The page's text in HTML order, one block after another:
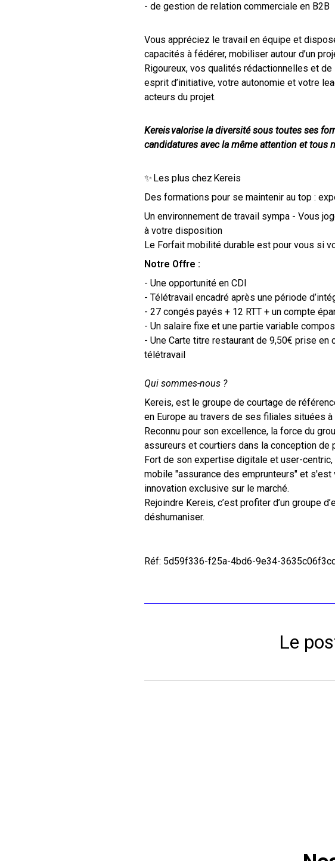
- de gestion de relation commerciale en B2B
Vous appréciez le travail en équipe et
capacités à fédérer, mobiliser autour d’un
Rigoureux, vos qualités rédactionnelles et
esprit d’initiative, votre autonomie et votre
acteurs du projet.
Kereis valorise la diversité sous toutes ses
candidatures avec la même attention et tous
✨ Les plus chez Kereis
Des formations pour se maintenir au top :
Un environnement de travail sympa - Vous
à votre disposition
Le Forfait mobilité durable est pour vous si
Notre Offre :
- Une opportunité en CDI
- Télétravail encadré après une période
- 27 congés payés + 12 RTT + un compte
- Un salaire fixe et une partie variable
- Une Carte titre restaurant de 9,50€ prise
télétravail
Qui sommes-nous ?
Kereis, est le groupe de courtage de
en Europe au travers de ses filiales situées
Reconnu pour son excellence, la force du
assureurs et courtiers dans la conception
Fort de son expertise digitale et user-
mobile "assurance des emprunteurs" et
innovation exclusive sur le marché.
Rejoindre Kereis, c’est profiter d’un groupe
déshumaniser.
Réf: 5d59f336-f25a-4bd6-9e34-
Le